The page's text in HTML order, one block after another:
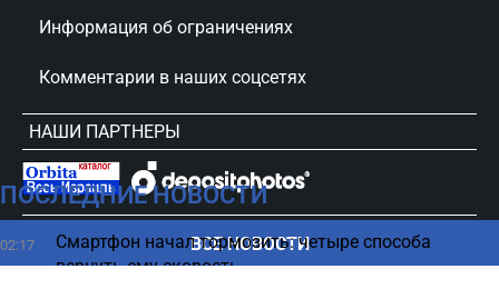
ПОСЛЕДНИЕ НОВОСТИ
02:17
Смартфон начал тормозить: четыре способа
вернуть ему скорость
ВСЕ НОВОСТИ
Информация об ограничениях
Комментарии в наших соцсетях
НАШИ ПАРТНЕРЫ
сursorinfo.co.il © Все права защищены